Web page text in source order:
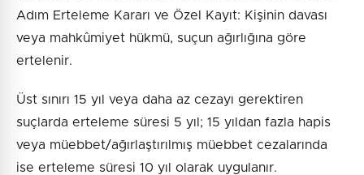
Adım Erteleme Kararı ve Özel Kayıt: Kişinin davası
veya mahkûmiyet hükmü, suçun ağırlığına göre
ertelenir.
Üst sınırı 15 yıl veya daha az cezayı gerektiren
suçlarda erteleme süresi 5 yıl; 15 yıldan fazla hapis
veya müebbet/ağırlaştırılmış müebbet cezalarında
ise erteleme süresi 10 yıl olarak uygulanır.